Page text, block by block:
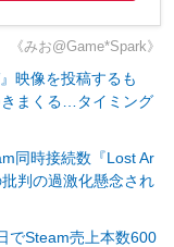
《みお@Game*Spark》
映像を投稿するも
きまくる…タイミング
同時接続数『Lost Ar
判の過激化懸念され
でSteam売上本数600